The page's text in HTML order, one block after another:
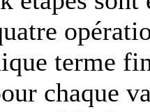
terme
chaque